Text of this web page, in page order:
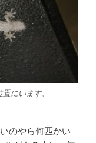
にいます。
のやら何匹かい